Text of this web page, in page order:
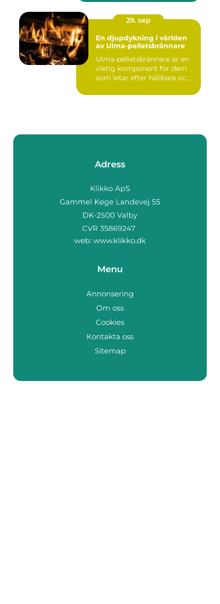
29. sep
En djupdykning i världen
av Ulma-pelletsbrännare
Ulma-pelletsbrännare är en
viktig komponent för dem
som letar efter hållbara oc...
Adress
web: www.klikko.dk
Menu
Annonsering
Om oss
Cookies
Kontakta oss
Sitemap